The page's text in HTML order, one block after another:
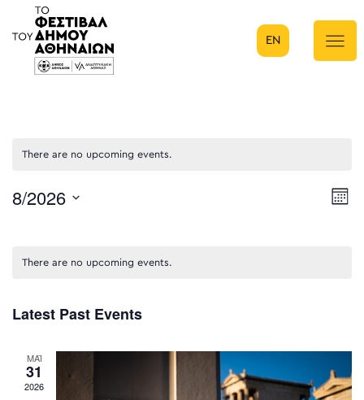
Κύρια πλοήγηση
EN
There are no upcoming events.
8/2026
There are no upcoming events.
Latest Past Events
ΜΑΪ
31
2026